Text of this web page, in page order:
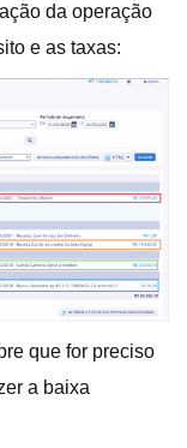
da operação
e as taxas:
que for preciso
a baixa